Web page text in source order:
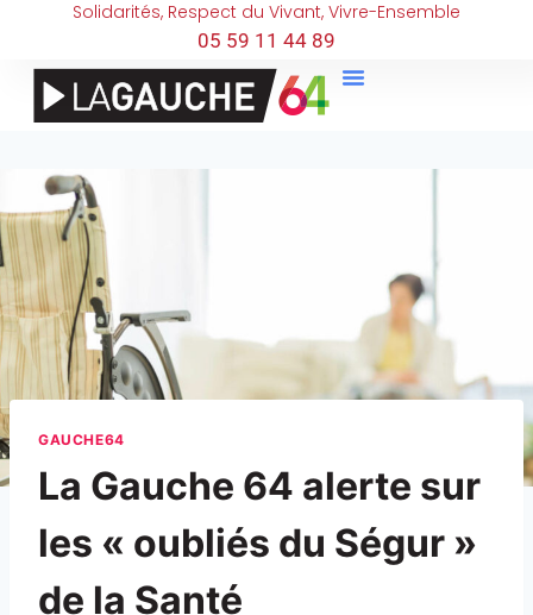
Solidarités, Respect du Vivant, Vivre-Ensemble
05 59 11 44 89
GAUCHE64
La Gauche 64 alerte sur
les « oubliés du Ségur »
de la Santé